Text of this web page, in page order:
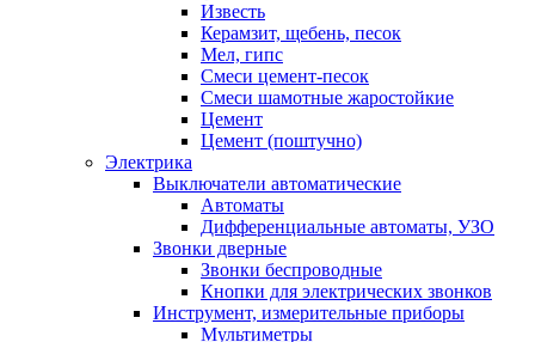
Известь
Керамзит, щебень, песок
Мел, гипс
Смеси цемент-песок
Смеси шамотные жаростойкие
Цемент
Цемент (поштучно)
Электрика
Выключатели автоматические
Автоматы
Дифференциальные автоматы, УЗО
Звонки дверные
Звонки беспроводные
Кнопки для электрических звонков
Инструмент, измерительные приборы
Мультиметры